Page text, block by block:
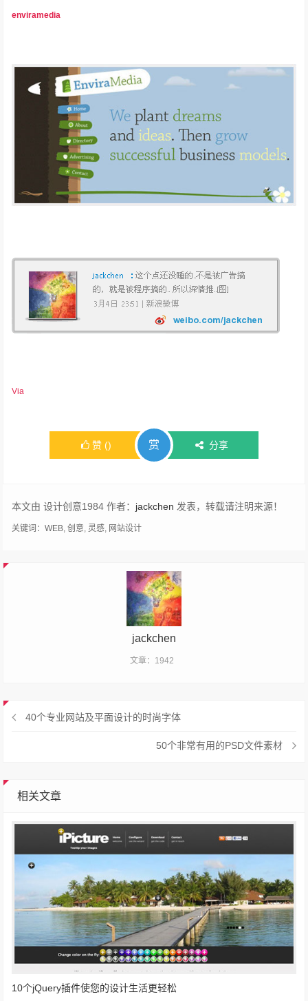
enviramedia
Via
赞 () 赏 分享
本文由 设计创意1984 作者： jackchen 发表，转载请注明来源！
关键词：WEB,创意, 灵感, 网站设计
jackchen
文章：1942
40个专业网站及平面设计的时尚字体
50个非常有用的PSD文件素材
相关文章
10个jQuery插件使您的设计生活更轻松